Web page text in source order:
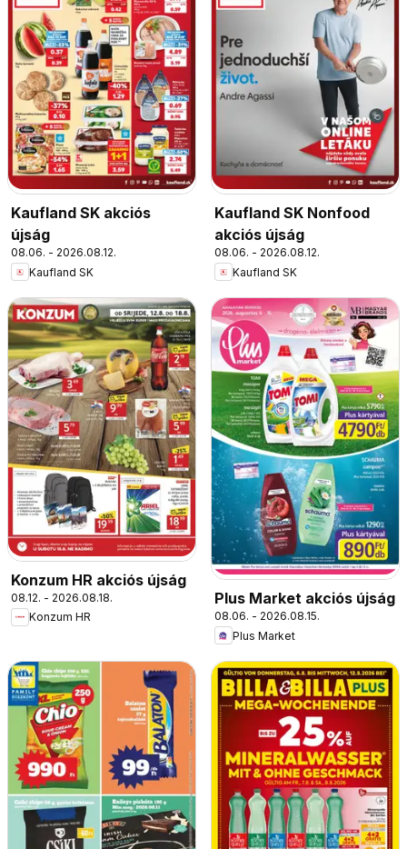
Kaufland SK akciós
újság
08.06. - 2026.08.12.
Kaufland SK
Kaufland SK Nonfood
akciós újság
08.06. - 2026.08.12.
Kaufland SK
Konzum HR akciós újság
08.12. - 2026.08.18.
Konzum HR
Plus Market akciós újság
08.06. - 2026.08.15.
Plus Market